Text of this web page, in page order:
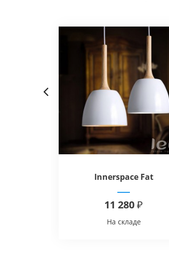
Innerspace Fat
11 280 ₽
На складе